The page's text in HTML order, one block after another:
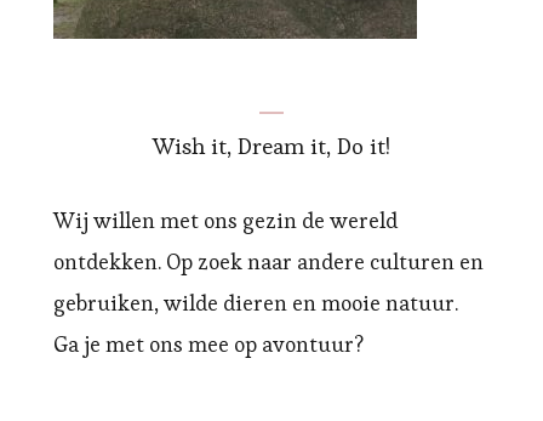
Wish it, Dream it, Do it!
Wij willen met ons gezin de wereld
ontdekken. Op zoek naar andere culturen en
gebruiken, wilde dieren en mooie natuur.
Ga je met ons mee op avontuur?